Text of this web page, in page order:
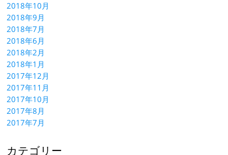
2018年10月
2018年9月
2018年7月
2018年6月
2018年2月
2018年1月
2017年12月
2017年11月
2017年10月
2017年8月
2017年7月
カテゴリー